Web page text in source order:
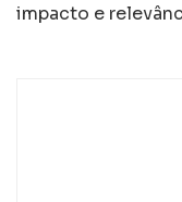
impacto e